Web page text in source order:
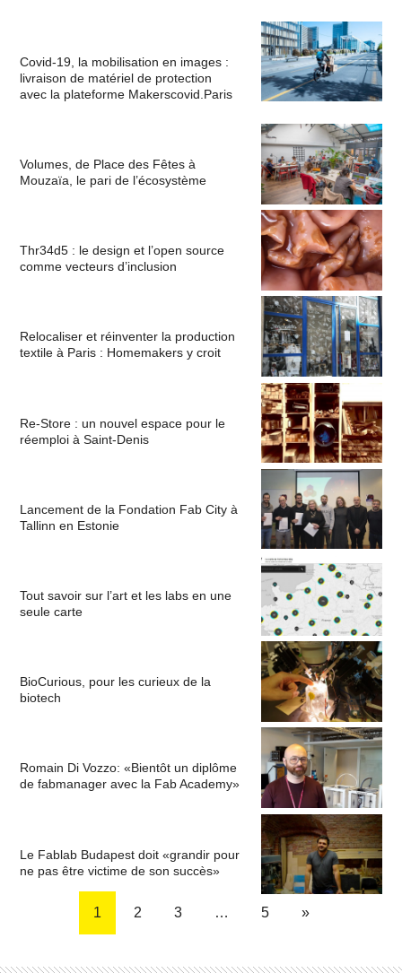
Covid-19, la mobilisation en images :
livraison de matériel de protection
avec la plateforme Makerscovid.Paris
Volumes, de Place des Fêtes à
Mouzaïa, le pari de l’écosystème
Thr34d5 : le design et l’open source
comme vecteurs d’inclusion
Relocaliser et réinventer la production
textile à Paris : Homemakers y croit
Re-Store : un nouvel espace pour le
réemploi à Saint-Denis
Lancement de la Fondation Fab City à
Tallinn en Estonie
Tout savoir sur l’art et les labs en une
seule carte
BioCurious, pour les curieux de la
biotech
Romain Di Vozzo: «Bientôt un diplôme
de fabmanager avec la Fab Academy»
Le Fablab Budapest doit «grandir pour
ne pas être victime de son succès»
1 2 3 … 5 »